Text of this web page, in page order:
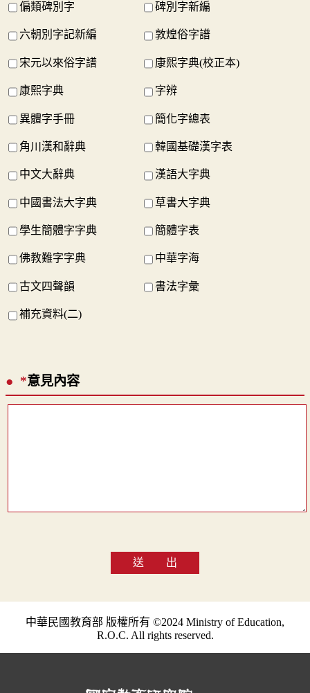
偏類碑別字 碑別字新編
六朝別字記新編 敦煌俗字譜
宋元以來俗字譜 康熙字典(校正本)
康熙字典 字辨
異體字手冊 簡化字總表
角川漢和辭典 韓國基礎漢字表
中文大辭典 漢語大字典
中國書法大字典 草書大字典
學生簡體字字典 簡體字表
佛教難字字典 中華字海
古文四聲韻 書法字彙
補充資料(二)
*意見內容
送 出
中華民國教育部 版權所有 ©2024 Ministry of Education,
R.O.C. All rights reserved.